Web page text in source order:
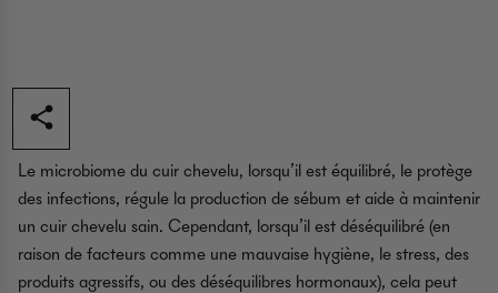
Le microbiome du cuir chevelu, lorsqu’il est équilibré, le protège
des infections, régule la production de sébum et aide à maintenir
un cuir chevelu sain. Cependant, lorsqu’il est déséquilibré (en
raison de facteurs comme une mauvaise hygiène, le stress, des
produits agressifs, ou des déséquilibres hormonaux), cela peut